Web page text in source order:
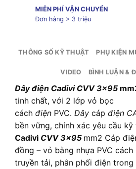
MIỄN PHÍ VẬN CHUYỂN
Đơn hàng > 3 triệu
THÔNG SỐ KỸ THUẬT PHỤ KIỆN
VIDEO BÌNH LUẬN &
Dây điện Cadivi CVV 3×95
tinh chất, với 2 lớp vỏ bọc
cách điện PVC. Dây cáp điện
bền vững, chính xác yêu cầu kỹ
Cadivi CVV 3×95 mm2 Cáp
đồng – vỏ bằng nhựa PVC
truyền tải, phân phối điện trong